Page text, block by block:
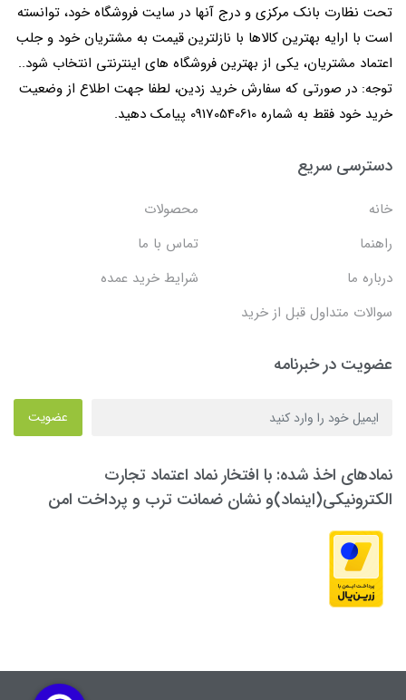
تحت نظارت بانک مرکزی و درج آنها در سایت فروشگاه خود، توانسته
است با ارایه بهترین کالاها با نازلترین قیمت به مشتریان خود و جلب
اعتماد مشتریان، یکی از بهترین فروشگاه های اینترنتی انتخاب شود..
توجه: در صورتی که سفارش خرید زدین، لطفا جهت اطلاع از وضعیت
خرید خود فقط به شماره 09170540610 پیامک دهید.
دسترسی سریع
خانه
محصولات
راهنما
تماس با ما
درباره ما
شرایط خرید عمده
سوالات متداول قبل از خرید
عضویت در خبرنامه
عضویت
نمادهای اخذ شده: با افتخار نماد اعتماد تجارت
الکترونیکی(اینماد)و نشان ضمانت ترب و پرداخت امن